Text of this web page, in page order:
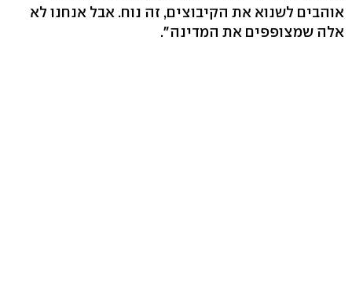
אוהבים לשנוא את הקיבוצים, זה נוח. אבל אנחנו לא
אלה שמצופפים את המדינה".